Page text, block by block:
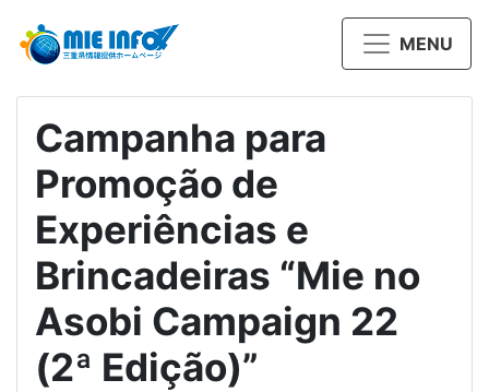
MENU
Campanha para
Promoção de
Experiências e
Brincadeiras “Mie no
Asobi Campaign 22
(2ª Edição)”